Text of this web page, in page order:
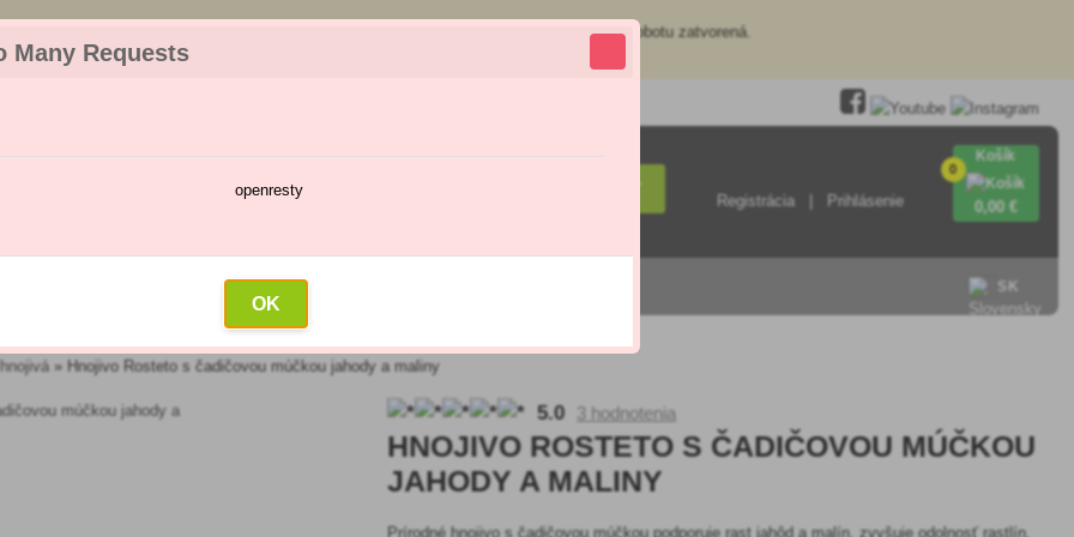
Many Requests
openresty
OK
Tovar skladom pripravíme do 30 min na základe objednávky. Predajňa je v sobotu zatvorená.
Hľadať
Registrácia Prihlásenie
0
Košík
0,00 €
SK
Kalendár postrekov Veľkoobchod
» Hnojivo Rosteto s čadičovou múčkou jahody a maliny
5.0 3 hodnotenia
HNOJIVO ROSTETO S ČADIČOVOU MÚČKOU
JAHODY A MALINY
Prírodné hnojivo s čadičovou múčkou podporuje rast jahôd a malín, zvyšuje odolnosť rastlín,